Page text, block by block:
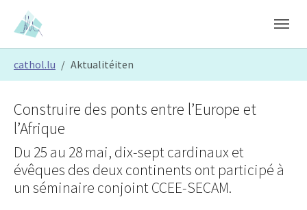
Skip to main content
Skip to page footer
cathol.lu Aktualitéiten
Construire des ponts entre l’Europe et
l’Afrique
Du 25 au 28 mai, dix-sept cardinaux et
évêques des deux continents ont participé à
un séminaire conjoint CCEE-SECAM.